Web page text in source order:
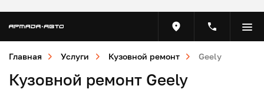
Главная Услуги Кузовной ремонт Geely
Кузовной ремонт Geely